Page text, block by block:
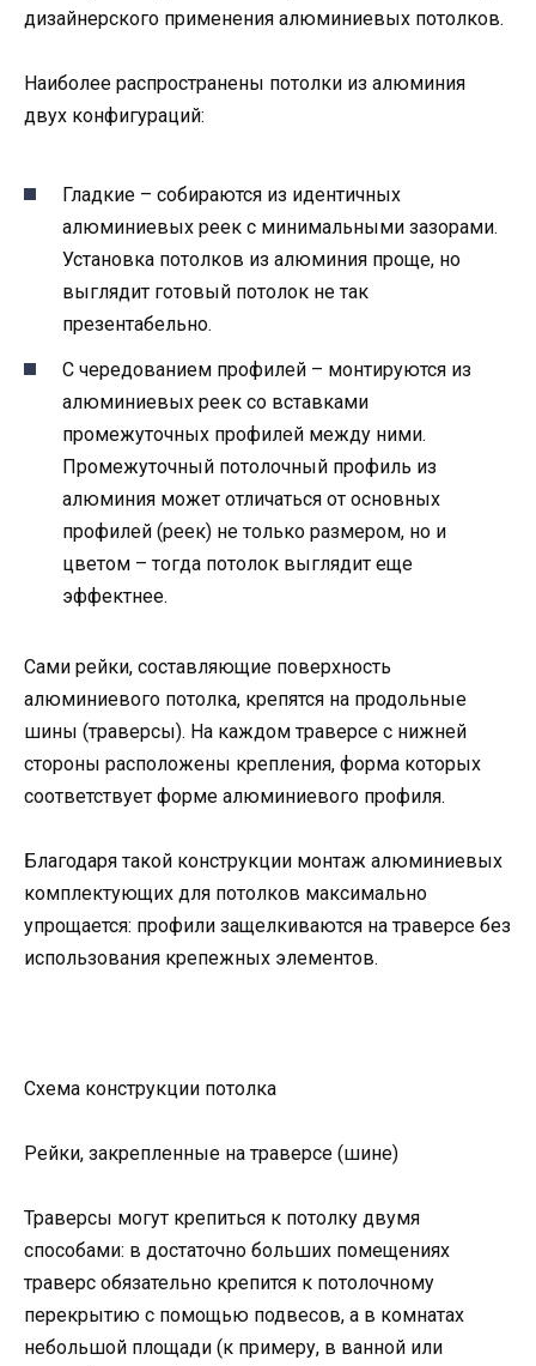
дизайнерского применения алюминиевых потолков.
Наиболее распространены потолки из алюминия
двух конфигураций:
Гладкие – собираются из идентичных
алюминиевых реек с минимальными зазорами.
Установка потолков из алюминия проще, но
выглядит готовый потолок не так
презентабельно.
С чередованием профилей – монтируются из
алюминиевых реек со вставками
промежуточных профилей между ними.
Промежуточный потолочный профиль из
алюминия может отличаться от основных
профилей (реек) не только размером, но и
цветом – тогда потолок выглядит еще
эффектнее.
Сами рейки, составляющие поверхность
алюминиевого потолка, крепятся на продольные
шины (траверсы). На каждом траверсе с нижней
стороны расположены крепления, форма которых
соответствует форме алюминиевого профиля.
Благодаря такой конструкции монтаж алюминиевых
комплектующих для потолков максимально
упрощается: профили защелкиваются на траверсе без
использования крепежных элементов.
Схема конструкции потолка
Рейки, закрепленные на траверсе (шине)
Траверсы могут крепиться к потолку двумя
способами: в достаточно больших помещениях
траверс обязательно крепится к потолочному
перекрытию с помощью подвесов, а в комнатах
небольшой площади (к примеру, в ванной или